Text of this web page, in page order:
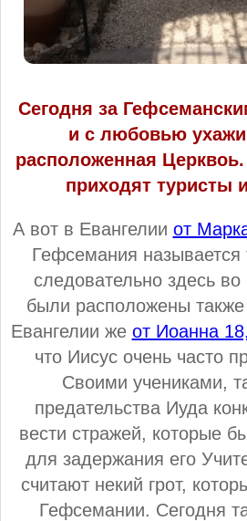
Сегодня за
и с любовью
расположенная
приходят туристы
А вот в Евангелии от
Гефсемания называется
следовательно здесь
были расположены
Евангелии же от Иоанна
что Иисус очень часто
Своими учениками,
предательства Иуда
вести стражей, которые
для задержания его
считают некий грот,
Гефсемании. Сегодня